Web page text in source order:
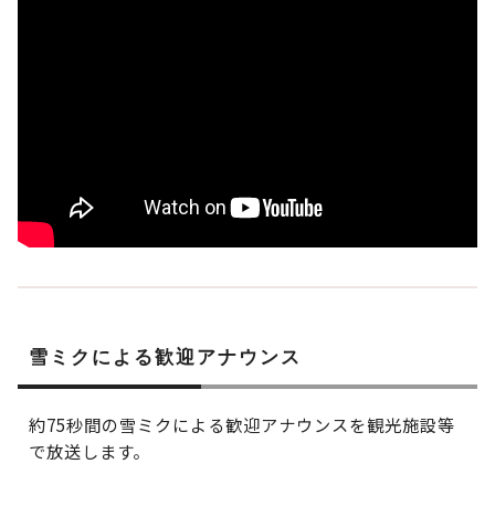
雪ミクによる歓迎アナウンス
約75秒間の雪ミクによる歓迎アナウンスを観光施設等
で放送します。